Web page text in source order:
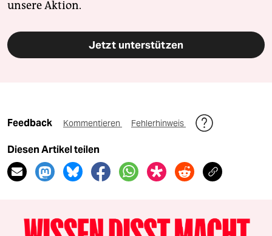
unsere Aktion.
Jetzt unterstützen
Feedback Kommentieren Fehlerhinweis
Diesen Artikel teilen